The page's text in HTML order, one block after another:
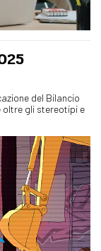
del Bilancio
oltre gli stereotipi e